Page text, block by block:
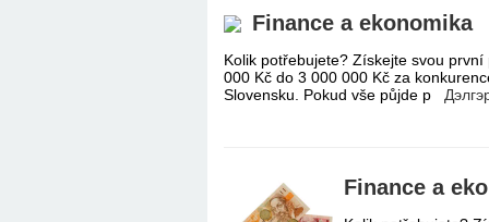
Call ☏ +27782830887 Love Me
Allanridge Town In South
Finance a ekonomika
Kolik potřebujete? Získejte svou
000 Kč do 3 000 000 Kč za
Slovensku. Pokud vše půjde p
Finance a